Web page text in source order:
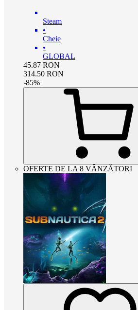
Steam
•
Cheie
•
GLOBAL
45.87 RON
314.50 RON
-85%
OFERTE DE LA 8 VÂNZĂTORI